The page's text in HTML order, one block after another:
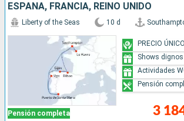
ESPAÑA, FRANCIA, REINO UNIDO
Pensión completa
Liberty of the Seas 10 d
3
PRECIO ÚNICO
Shows
Actividades
Pensión